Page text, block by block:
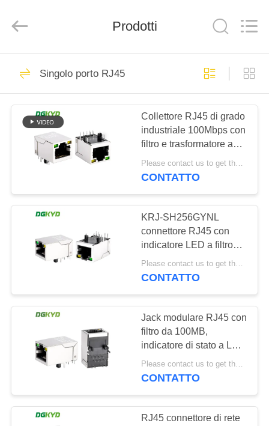
CASA
PRODOTTI
MOSTRA
CIRCA
GIRO
FABBRICA
CONTROLLO
QUALITÀ
CONTATTICI
Technology
Co.,ltd.
connettore di
Ethernet rj45
connettore
schermato rj45
67
Connettori multipli
del porto RJ45
101
Prodotti
Singolo porto RJ45
Collettore RJ45 di grado
industriale 100Mbps con
filtro e trasformatore a
striscia luminosa
Please contact us to get the latest price. MOQ:Negoziazione
CONTATTO
KRJ-SH256GYNL
connettore RJ45 con
indicatore LED a filtro
100Base e jack
modulare RJ45 blindato
Please contact us to get the latest price. MOQ:1 pezzo
CONTATTO
Jack modulare RJ45 con
filtro da 100MB,
indicatore di stato a LED
e connettore metallico
schermato per interfacce
Please contact us to get the latest price. MOQ:1 pezzo
CONTATTO
RJ45 connettore di rete